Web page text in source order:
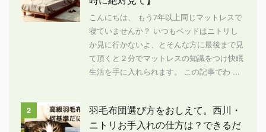
こんにちは、 もう7年以上同じマットレスで
寝ていませんか？ いつもベッドはニトリし
か見に行かないよ、とそんな方に最後まで見
て頂くと２分でマットレスの知識をつけ快眠
生活を手に入れられます。 この記事でわ ...
2
羽毛布団選び方をおしえて。西川・
ニトリお手入れの仕方は？できるだ